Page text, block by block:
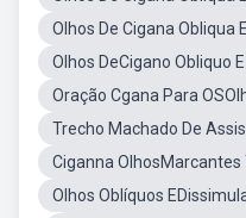
Olhos De Cigana Obliqua
Olhos DeCigano Obliquo
Oração Cgana Para
Trecho Machado De
Ciganna
Olhos Oblíquos